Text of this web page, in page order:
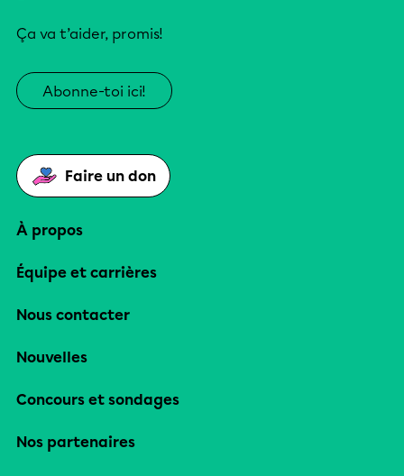
Ça va t’aider, promis!
Abonne-toi ici!
Faire un don
À propos
Équipe et carrières
Nous contacter
Nouvelles
Concours et sondages
Nos partenaires